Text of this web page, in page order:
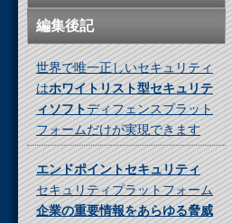
編集後記
世界で唯一正しいセキュリティ
はホワイトリスト型セキュリテ
ィソフトディフェンスプラット
フォームだけが実現できます
エンドポイントセキュリティ
セキュリティプラットフォーム
企業の重要情報をあらゆる脅威